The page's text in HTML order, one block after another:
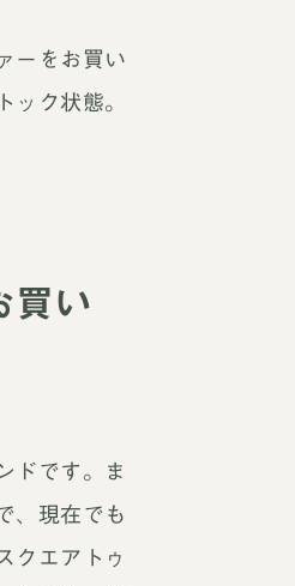
ーをお買い
ク状態。
買い
ドです。ま
、現在でも
クエアトゥ